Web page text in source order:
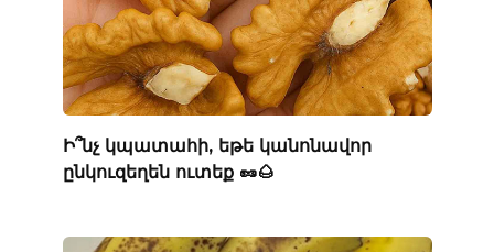
Ի՞նչ կպատահի, եթե կանոնավոր
ընկուզեղեն ուտեք 🥜🌰